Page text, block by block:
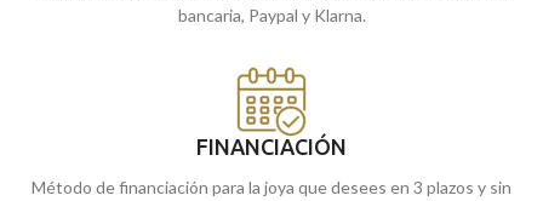
bancaria, Paypal y Klarna.
FINANCIACIÓN
Método de financiación para la joya que desees en 3 plazos y sin